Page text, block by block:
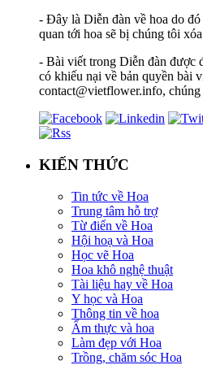
- Đây là Diễn đàn về hoa do
quan tới hoa sẽ bị chúng tôi
- Bài viết trong Diễn đàn được
có khiếu nại về bản quyền bài
contact@vietflower.info,
KIẾN THỨC
Tin tức về Hoa
Trung tâm hỗ trợ
Từ điển về Hoa
Hội hoạ và Hoa
Học vẽ Hoa
Hoa khô nghệ thuật
Tài liệu hay về Hoa
Y học và Hoa
Thông tin về hoa
Ẩm thực và hoa
Làm đẹp với Hoa
Trồng, chăm sóc Hoa